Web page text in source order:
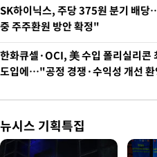
SK하이닉스, 주당 375원 분기 배
중 주주환원 방안 확정"
한화큐셀·OCI, 美 수입 폴리실리콘
도입에…"공정 경쟁·수익성 개선
뉴시스 기획특집